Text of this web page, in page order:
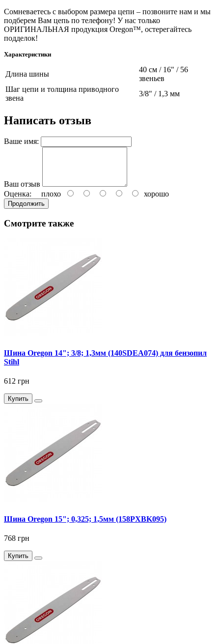
Сомневаетесь с выбором размера цепи – позвоните нам и мы
подберем Вам цепь по телефону! У нас только
ОРИГИНАЛЬНАЯ продукция Oregon™, остерегайтесь
подделок!
Характеристики
Длина шины
40 см / 16" / 56
звеньев
Шаг цепи и толщина приводного
звена
3/8" / 1,3 мм
Написать отзыв
Ваше имя:
Ваш отзыв
Оценка: плохо хорошо
Продолжить
Смотрите также
Шина Oregon 14"; 3/8; 1,3мм (140SDEA074) для бензопил
Stihl
612 грн
Купить
Шина Oregon 15"; 0,325; 1,5мм (158PXBK095)
768 грн
Купить